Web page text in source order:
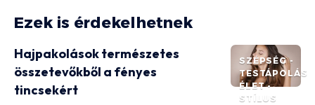
Ezek is érdekelhetnek
SZÉPSÉG -
TESTÁPOLÁS
Hajpakolások természetes
összetevőkből a fényes
tincsekért
ÉLET -
STÍLUS